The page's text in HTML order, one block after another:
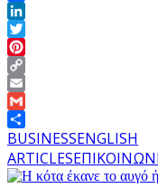
Facebook
LinkedIn
Twitter
Pinterest
Copy
Link
Email
Gmail
Share
BUSINESSENGLISH
ARTICLES